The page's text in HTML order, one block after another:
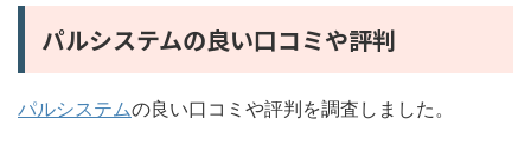
パルシステムの良い口コミや評判
パルシステムの良い口コミや評判を調査しました。